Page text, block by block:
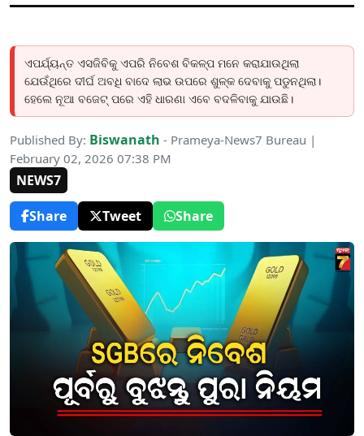
ଏପର୍ଯ୍ୟନ୍ତ ଏସଜିବିକୁ ଏପରି ନିବେଶ ବିକଳ୍ପ ମନେ କରାଯାଉଥିଲା
ଯେଉଁଥିରେ ଦୀର୍ଘ ଅବଧି ବାଦେ ଲାଭ ଉପରେ ଶୁଳ୍କ ଦେବାକୁ ପଡୁନଥିଲା।
ହେଲେ ନୂଆ ବଜେଟ୍ ପରେ ଏହି ଧାରଣା ଏବେ ବଦଳିବାକୁ ଯାଉଛି।
Published By: Biswanath - Prameya-News7 Bureau |
February 02, 2026 07:38 PM
NEWS7
Share
Tweet Share